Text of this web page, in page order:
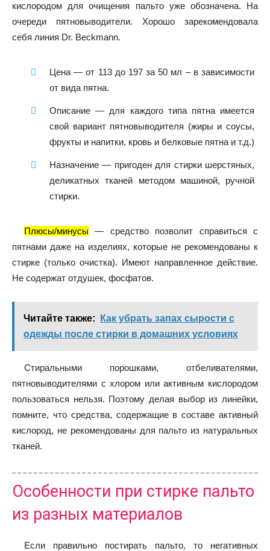
кислородом для очищения пальто уже обозначена. На
очереди пятновыводители. Хорошо зарекомендовала
себя линия Dr. Beckmann.
Цена — от 113 до 197 за 50 мл – в зависимости
от вида пятна.
Описание — для каждого типа пятна имеется
свой вариант пятновыводителя (жиры и соусы,
фрукты и напитки, кровь и белковые пятна и т.д.)
Назначение — пригоден для стирки шерстяных,
деликатных тканей методом машиной, ручной
стирки.
Плюсы/минусы — средство позволит справиться с
пятнами даже на изделиях, которые не рекомендованы к
стирке (только очистка). Имеют направленное действие.
Не содержат отдушек, фосфатов.
Читайте также:
Как убрать запах сырости с
одежды после стирки в домашних условиях
Стиральными порошками, отбеливателями,
пятновыводителями с хлором или активным кислородом
пользоваться нельзя. Поэтому делая выбор из линейки,
помните, что средства, содержащие в составе активный
кислород, не рекомендованы для пальто из натуральных
тканей.
Особенности при стирке пальто
из разных материалов
Если правильно постирать пальто, то негативных